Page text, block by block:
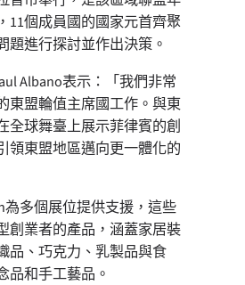
11個成員國的國家元首齊聚
題進行探討並作出決策。
Albano表示：「我們非常
東盟輪值主席國工作。與東
全球舞臺上展示菲律賓的創
領東盟地區邁向更一體化的
為多個展位提供支援，這些
創業者的產品，涵蓋家居裝
品、巧克力、乳製品與食
品和手工藝品。